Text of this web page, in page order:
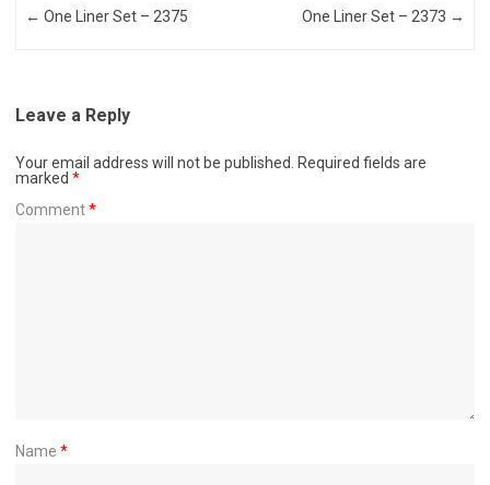
Post navigation
← One Liner Set – 2375 One Liner Set – 2373 →
Leave a Reply
Your email address will not be published.
Required fields are
marked *
Comment*
Name *